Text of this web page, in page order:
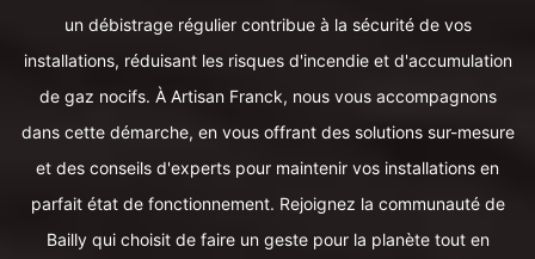
un débistrage régulier contribue à la sécurité de vos
installations, réduisant les risques d'incendie et d'accumulation
de gaz nocifs. À Artisan Franck, nous vous accompagnons
dans cette démarche, en vous offrant des solutions sur-mesure
et des conseils d'experts pour maintenir vos installations en
parfait état de fonctionnement. Rejoignez la communauté de
Bailly qui choisit de faire un geste pour la planète tout en